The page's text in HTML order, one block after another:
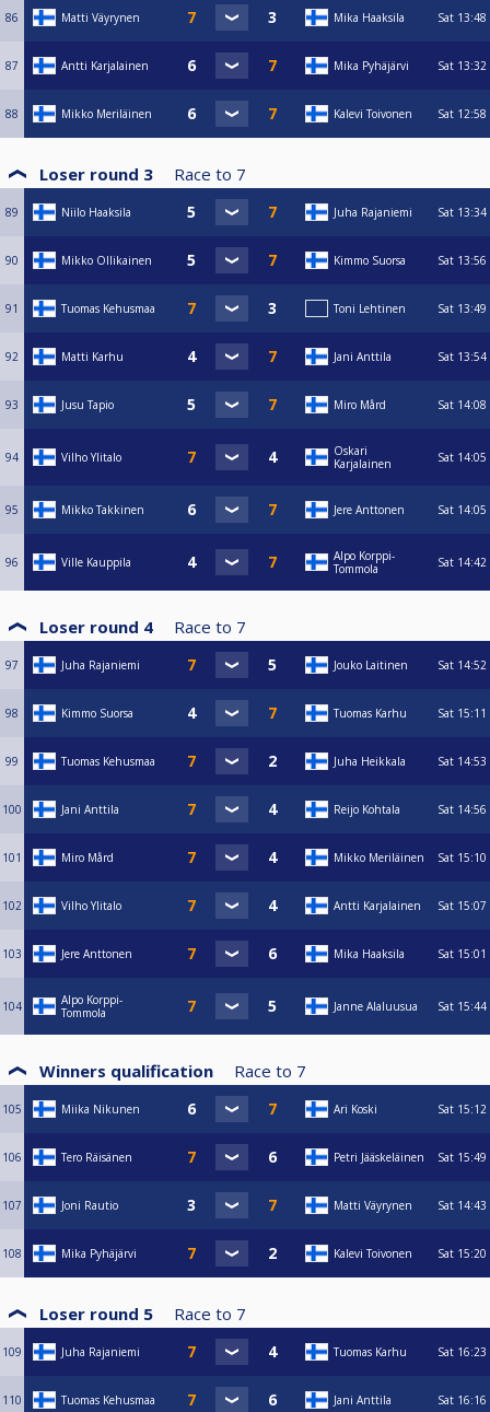
86 Matti Väyrynen Mika Haaksila Sat 13:48
87 Antti Karjalainen Mika Pyhäjärvi Sat 13:32
88 Mikko Meriläinen Kalevi Toivonen Sat 12:58
Loser round 3 Race to 7
89 Niilo Haaksila Juha Rajaniemi Sat 13:34
90 Mikko Ollikainen Kimmo Suorsa Sat 13:56
91 Tuomas Kehusmaa Toni Lehtinen Sat 13:49
92 Matti Karhu Jani Anttila Sat 13:54
93 Jusu Tapio Miro Mård Sat 14:08
94 Vilho Ylitalo
Oskari
Karjalainen
Sat 14:05
95 Mikko Takkinen Jere Anttonen Sat 14:05
96 Ville Kauppila
Alpo Korppi-
Tommola
Sat 14:42
Loser round 4 Race to 7
97 Juha Rajaniemi Jouko Laitinen Sat 14:52
98 Kimmo Suorsa Tuomas Karhu Sat 15:11
99 Tuomas Kehusmaa Juha Heikkala Sat 14:53
100 Jani Anttila Reijo Kohtala Sat 14:56
101 Miro Mård Mikko Meriläinen Sat 15:10
102 Vilho Ylitalo Antti Karjalainen Sat 15:07
103 Jere Anttonen Mika Haaksila Sat 15:01
104
Alpo Korppi-
Tommola
Janne Alaluusua Sat 15:44
Winners qualification Race to 7
105 Miika Nikunen Ari Koski Sat 15:12
106 Tero Räisänen Petri Jääskeläinen Sat 15:49
107 Joni Rautio Matti Väyrynen Sat 14:43
108 Mika Pyhäjärvi Kalevi Toivonen Sat 15:20
Loser round 5 Race to 7
109 Juha Rajaniemi Tuomas Karhu Sat 16:23
110 Tuomas Kehusmaa Jani Anttila Sat 16:16